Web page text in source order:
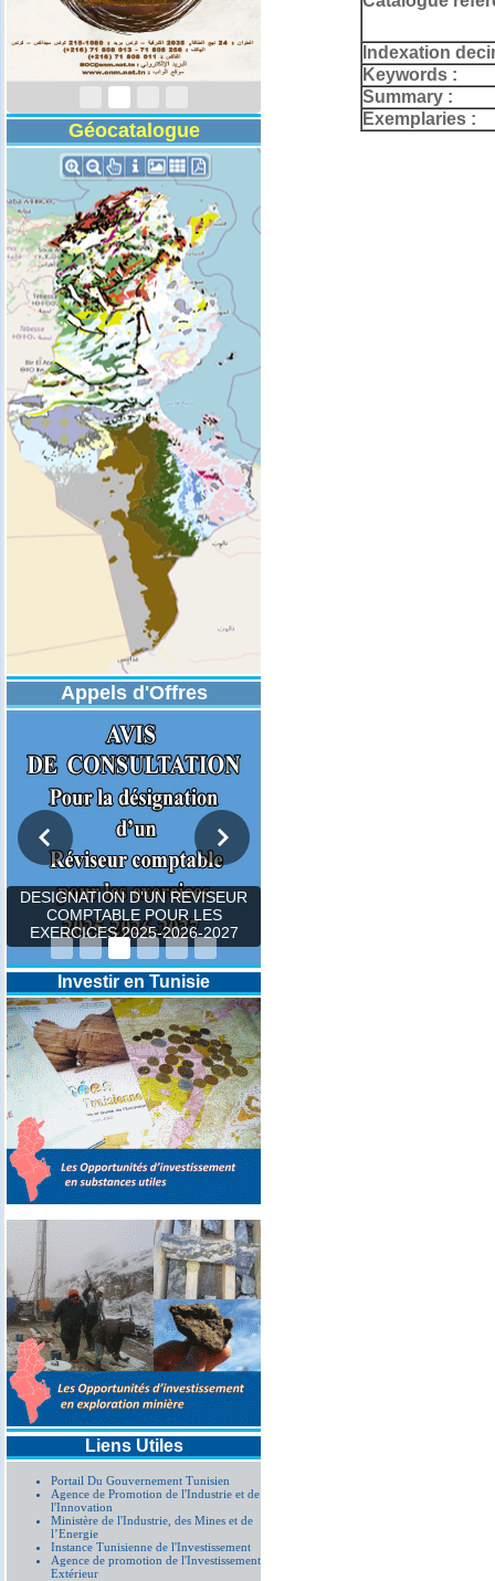
Rapport d'activités
2024
Géocatalogue
Appels d'Offres
DESIGNATION D’UN REVISEUR
COMPTABLE POUR LES
EXERCICES 2025-2026-2027
Investir en Tunisie
Liens Utiles
Portail Du Gouvernement Tunisien
Agence de Promotion de l'Industrie et de
l'Innovation
Ministère de l'Industrie, des Mines et de
l’Energie
Instance Tunisienne de l'Investissement
Agence de promotion de l'Investissement
Extérieur
Indexation
Keywords :
Summary :
Exemplaries :